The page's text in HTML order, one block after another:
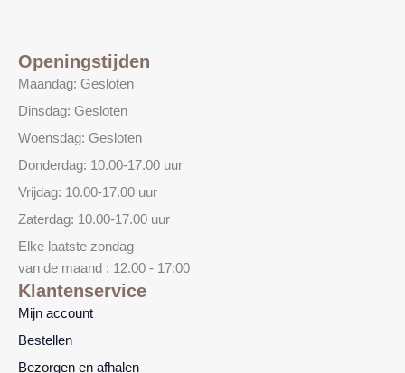
Openingstijden
Maandag: Gesloten
Dinsdag: Gesloten
Woensdag: Gesloten
Donderdag: 10.00-17.00 uur
Vrijdag: 10.00-17.00 uur
Zaterdag: 10.00-17.00 uur
Elke laatste zondag
van de maand : 12.00 - 17:00
Klantenservice
Mijn account
Bestellen
Bezorgen en afhalen